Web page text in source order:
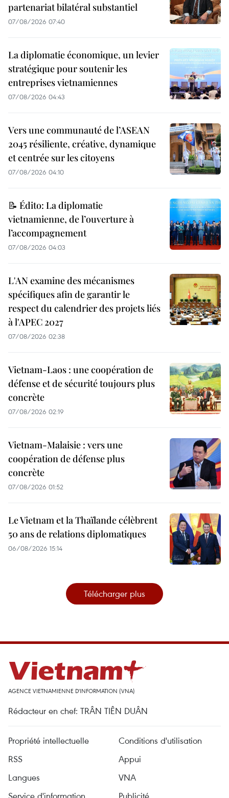
partenariat bilatéral substantiel
07/08/2026 07:40
La diplomatie économique, un levier
stratégique pour soutenir les
entreprises vietnamiennes
07/08/2026 04:43
Vers une communauté de l’ASEAN
2045 résiliente, créative, dynamique
et centrée sur les citoyens
07/08/2026 04:10
📝 Édito: La diplomatie
vietnamienne, de l’ouverture à
l’accompagnement
07/08/2026 04:03
L'AN examine des mécanismes
spécifiques afin de garantir le
respect du calendrier des projets liés
à l'APEC 2027
07/08/2026 02:38
Vietnam-Laos : une coopération de
défense et de sécurité toujours plus
concrète
07/08/2026 02:19
Vietnam-Malaisie : vers une
coopération de défense plus
concrète
07/08/2026 01:52
Le Vietnam et la Thaïlande célèbrent
50 ans de relations diplomatiques
06/08/2026 15:14
Télécharger plus
AGENCE VIETNAMIENNE D'INFORMATION (VNA)
Rédacteur en chef: TRÂN TIÊN DUÂN
Propriété intellectuelle
Conditions d'utilisation
RSS
Appui
Langues
VNA